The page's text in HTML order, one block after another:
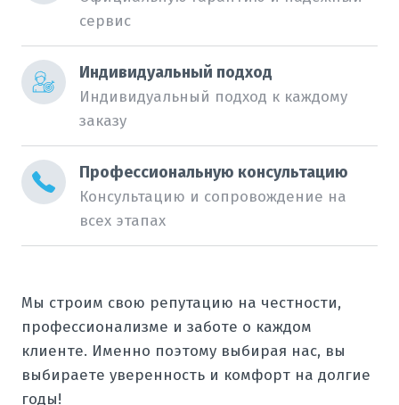
сервис
Индивидуальный подход
Индивидуальный подход к каждому
заказу
Профессиональную консультацию
Консультацию и сопровождение на
всех этапах
Мы строим свою репутацию на честности,
профессионализме и заботе о каждом
клиенте. Именно поэтому выбирая нас, вы
выбираете уверенность и комфорт на долгие
годы!